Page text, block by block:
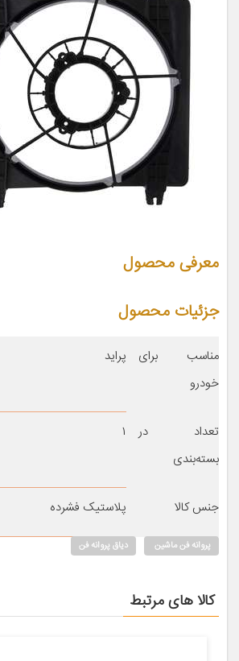
معرفی محصول
جزئیات محصول
مناسب برای
خودرو
پراید
تعداد در
بسته‌بندی
۱
جنس کالا پلاستیک فشرده
پروانه فن ماشین دیاق پروانه فن
کالا های مرتبط